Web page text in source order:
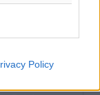
Policy
τον